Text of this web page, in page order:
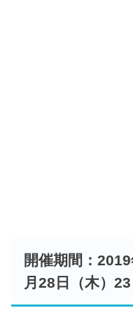
開催期間：
月28日（木）